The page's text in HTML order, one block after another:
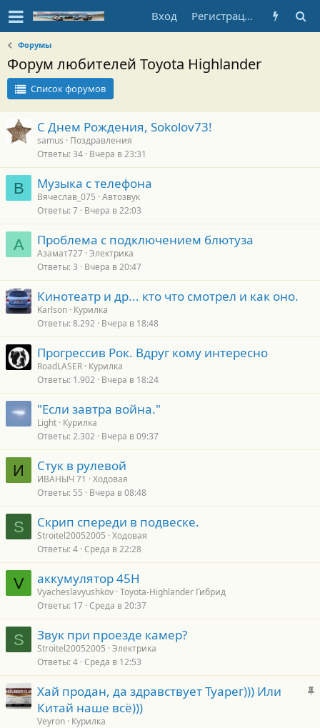
Вход Регистрация
Форумы
Форум любителей Toyota Highlander
Список форумов
С Днем Рождения, Sokolov73!
samus
Поздравления
Ответы 34 Вчера в 23:31
В Музыка с телефона
Вячеслав_075 Автозвук
Ответы 7 Вчера в 22:03
А Проблема с подключением блютуза
Азамат727 Электрика
Ответы 3 Вчера в 20:47
Кинотеатр и др... кто что смотрел и как оно.
Karlson Курилка
Ответы 8.292 Вчера в 18:48
Прогрессив Рок. Вдруг кому интересно
RoadLASER Курилка
Ответы 1.902 Вчера в 18:24
"Если завтра война."
Light Курилка
Ответы 2.302 Вчера в 09:37
И Стук в рулевой
ИВАНЫЧ 71
Ходовая
Ответы 55 Вчера в 08:48
S Скрип спереди в подвеске.
Stroitel20052005 Ходовая
Ответы 4 Среда в 22:28
V аккумулятор 45H
Vyacheslavyushkov Toyota-Highlander Гибрид
Ответы 17 Среда в 20:37
S Звук при проезде камер?
Stroitel20052005 Электрика
Ответы 4 Среда в 12:53
З
Хай продан, да здравствует Туарег))) Или
Китай наше всё)))
Veyron Курилка